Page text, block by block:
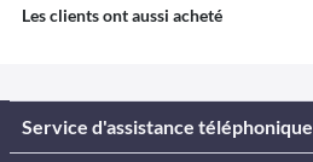
Les clients ont aussi acheté
Service d'assistance téléphonique